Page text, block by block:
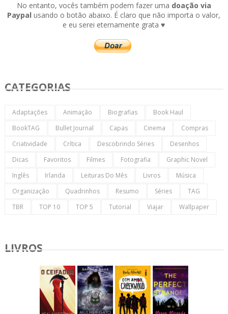
No entanto, vocês também podem fazer uma doação via
Paypal usando o botão abaixo. É claro que não importa o valor,
e eu serei eternamente grata ♥
CATEGORIAS
Adaptações Animação Biografias
Book Haul
BookTAG
Bullet Journal Capas Cinema
Compras
Criatividade
Crítica Descobrindo Séries
Desenhos
Dicas
Favoritos Filmes Fotografia
Graphic Novel
Inglês
Irlanda Leituras Do Mês Livros
Música
Organização
Quadrinhos Resumo Séries
TAG
TBR
TOP 10 TOP 5 Tutorial Viajar Wallpaper
LIVROS